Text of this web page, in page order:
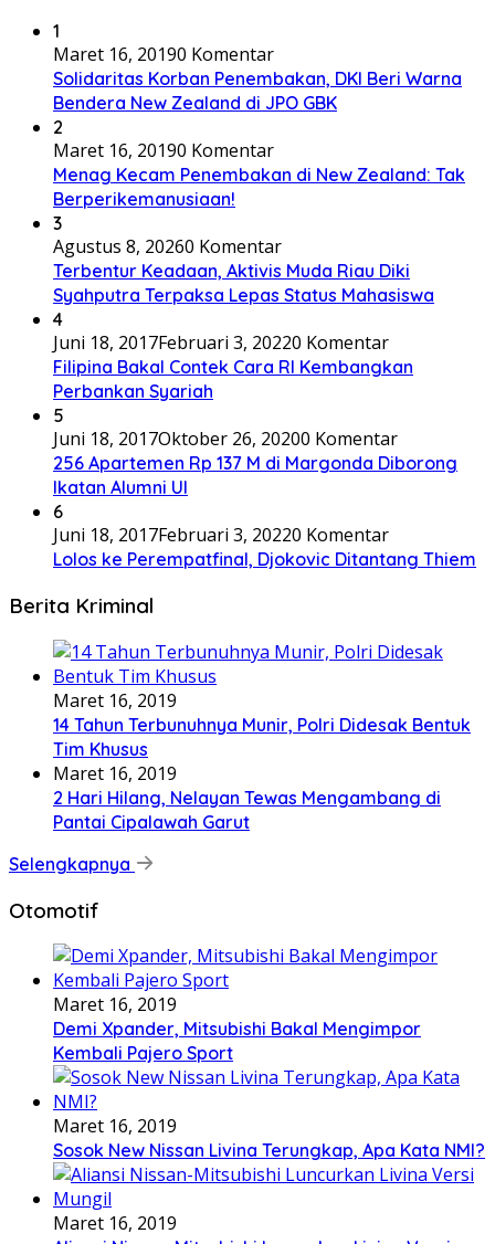
1
Maret 16, 20190 Komentar
Solidaritas Korban Penembakan, DKI Beri Warna
Bendera New Zealand di JPO GBK
2
Maret 16, 20190 Komentar
Menag Kecam Penembakan di New Zealand: Tak
Berperikemanusiaan!
3
Agustus 8, 20260 Komentar
Terbentur Keadaan, Aktivis Muda Riau Diki
Syahputra Terpaksa Lepas Status Mahasiswa
4
Juni 18, 2017Februari 3, 20220 Komentar
Filipina Bakal Contek Cara RI Kembangkan
Perbankan Syariah
5
Juni 18, 2017Oktober 26, 20200 Komentar
256 Apartemen Rp 137 M di Margonda Diborong
Ikatan Alumni UI
6
Juni 18, 2017Februari 3, 20220 Komentar
Lolos ke Perempatfinal, Djokovic Ditantang Thiem
Berita Kriminal
Maret 16, 2019
14 Tahun Terbunuhnya Munir, Polri Didesak Bentuk
Tim Khusus
Maret 16, 2019
2 Hari Hilang, Nelayan Tewas Mengambang di
Pantai Cipalawah Garut
Selengkapnya
Otomotif
Maret 16, 2019
Demi Xpander, Mitsubishi Bakal Mengimpor
Kembali Pajero Sport
Maret 16, 2019
Sosok New Nissan Livina Terungkap, Apa Kata NMI?
Maret 16, 2019